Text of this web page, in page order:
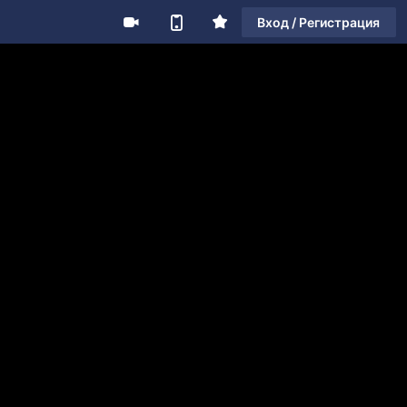
Вход / Регистрация